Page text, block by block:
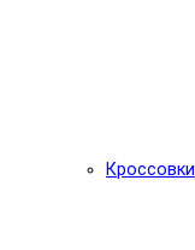
Кроссовки